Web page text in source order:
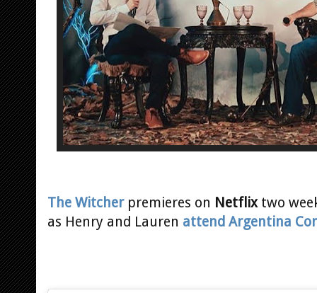
The Witcherpremieres on Netflixtwo
as Henry and Lauren attend Argentina